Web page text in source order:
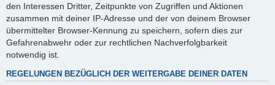
den Interessen Dritter, Zeitpunkte von Zugriffen und Aktionen
zusammen mit deiner IP-Adresse und der von deinem Browser
übermittelter Browser-Kennung zu speichern, sofern dies zur
Gefahrenabwehr oder zur rechtlichen Nachverfolgbarkeit
notwendig ist.
REGELUNGEN BEZÜGLICH DER WEITERGABE DEINER DATEN